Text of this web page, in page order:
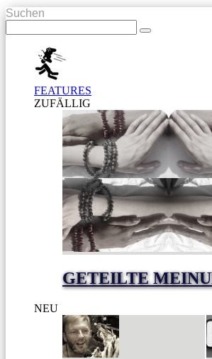
Suchen
FEATURES
ZUFÄLLIG
GETEILTE
NEU